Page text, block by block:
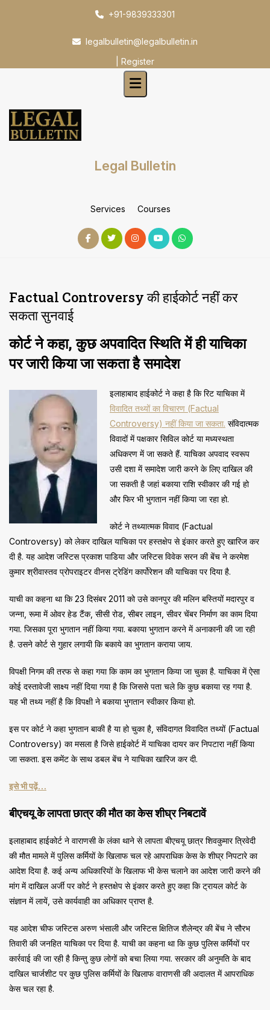
+91-9839333301
legalbulletin@legalbulletin.in
Register
Legal Bulletin
Services Courses
Factual Controversy की हाईकोर्ट नहीं कर
सकता सुनवाई
कोर्ट ने कहा, कुछ अपवादित स्थिति में ही याचिका
पर जारी किया जा सकता है समादेश
इलाहाबाद हाईकोर्ट ने कहा है कि रिट याचिका में
विवादित तथ्यों का विचारण (Factual
Controversy) नहीं किया जा सकता. संविदात्मक
विवादों में पक्षकार सिविल कोर्ट या मध्यस्थता
अधिकरण में जा सकते हैं. याचिका अपवाद स्वरूप
उसी दशा में समादेश जारी करने के लिए दाखिल की
जा सकती है जहां बकाया राशि स्वीकार की गई हो
और फिर भी भुगतान नहीं किया जा रहा हो.
कोर्ट ने तथ्यात्मक विवाद (Factual
Controversy) को लेकर दाखिल याचिका पर हस्तक्षेप से इंकार करते हुए खारिज कर
दी है. यह आदेश जस्टिस प्रकाश पाडिया और जस्टिस विवेक सरन की बेंच ने करमेश
कुमार श्रीवास्तव प्रोपराइटर वीनस ट्रेडिंग कार्पोरेशन की याचिका पर दिया है.
याची का कहना था कि 23 दिसंबर 2011 को उसे कानपुर की मलिन बस्तियों मदारपुर व
जन्ना, रूमा में ओवर हेड टैंक, सीसी रोड, सीबर लाइन, सीवर चेंबर निर्माण का काम दिया
गया. जिसका पूरा भुगतान नहीं किया गया. बकाया भुगतान करने में अनाकानी की जा रही
है. उसने कोर्ट से गुहार लगायी कि बकाये का भुगतान कराया जाय.
विपक्षी निगम की तरफ से कहा गया कि काम का भुगतान किया जा चुका है. याचिका में ऐसा
कोई दस्तावेजी साक्ष्य नहीं दिया गया है कि जिससे पता चले कि कुछ बकाया रह गया है.
यह भी तथ्य नहीं है कि विपक्षी ने बकाया भुगतान स्वीकार किया हो.
इस पर कोर्ट ने कहा भुगतान बाकी है या हो चुका है, संविदागत विवादित तथ्यों (Factual
Controversy) का मसला है जिसे हाईकोर्ट में याचिका दायर कर निपटारा नहीं किया
जा सकता. इस कमेंट के साथ डबल बेंच ने याचिका खारिज कर दी.
इसे भी पढ़ें…
बीएचयू के लापता छात्र की मौत का केस शीघ्र निबटावें
इलाहाबाद हाईकोर्ट ने वाराणसी के लंका थाने से लापता बीएचयू छात्र शिवकुमार त्रिवेदी
की मौत मामले में पुलिस कर्मियों के खिलाफ चल रहे आपराधिक केस के शीघ्र निपटारे का
आदेश दिया है. कई अन्य अधिकारियों के खिलाफ भी केस चलाने का आदेश जारी करने की
मांग में दाखिल अर्जी पर कोर्ट ने हस्तक्षेप से इंकार करते हुए कहा कि ट्रायल कोर्ट के
संज्ञान में लायें, उसे कार्यवाही का अधिकार प्राप्त है.
यह आदेश चीफ जस्टिस अरुण भंसाली और जस्टिस क्षितिज शैलेन्द्र की बेंच ने सौरभ
तिवारी की जनहित याचिका पर दिया है. याची का कहना था कि कुछ पुलिस कर्मियों पर
कार्रवाई की जा रही है किन्तु कुछ लोगों को बचा लिया गया. सरकार की अनुमति के बाद
दाखिल चार्जशीट पर कुछ पुलिस कर्मियों के खिलाफ वाराणसी की अदालत में आपराधिक
केस चल रहा है.